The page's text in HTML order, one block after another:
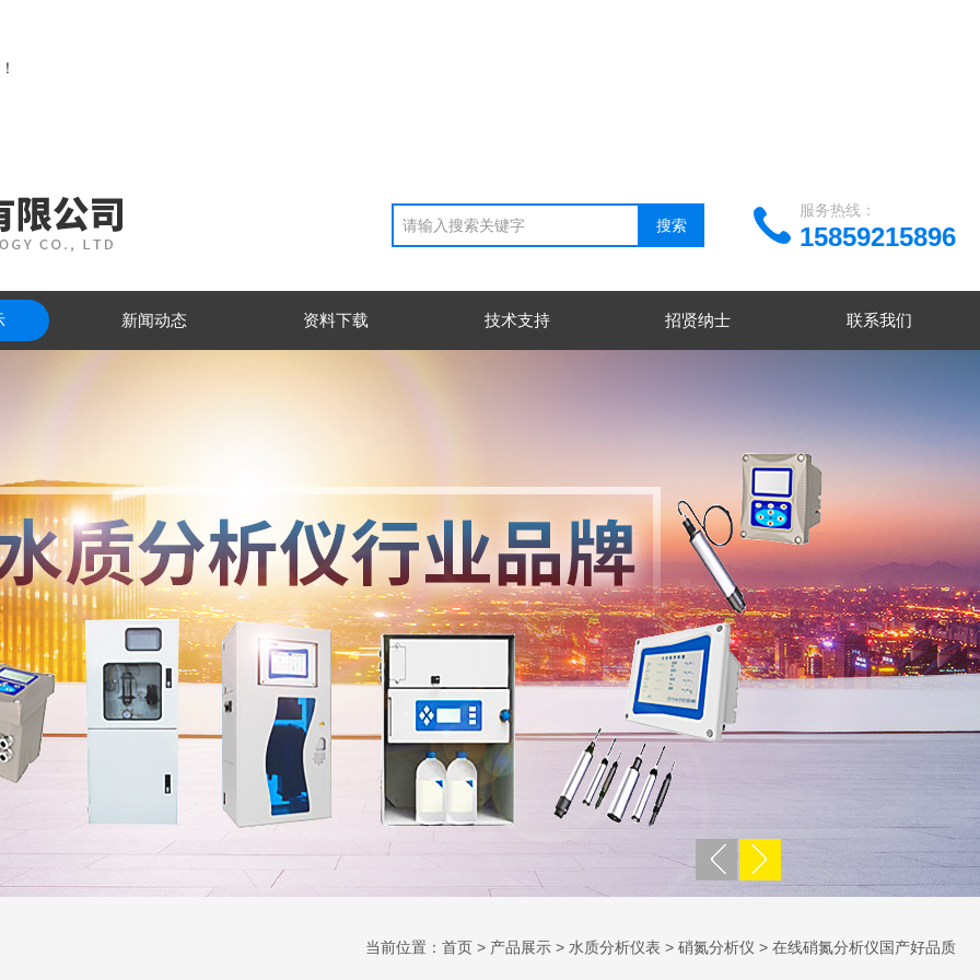
15859215896
服务热线：
新闻动态 资料下载 技术支持 招贤纳士 联系我们
当前位置： 首页 > 产品展示 > 水质分析仪表 > 硝氮分析仪 > 在线硝氮分析仪国产好品质